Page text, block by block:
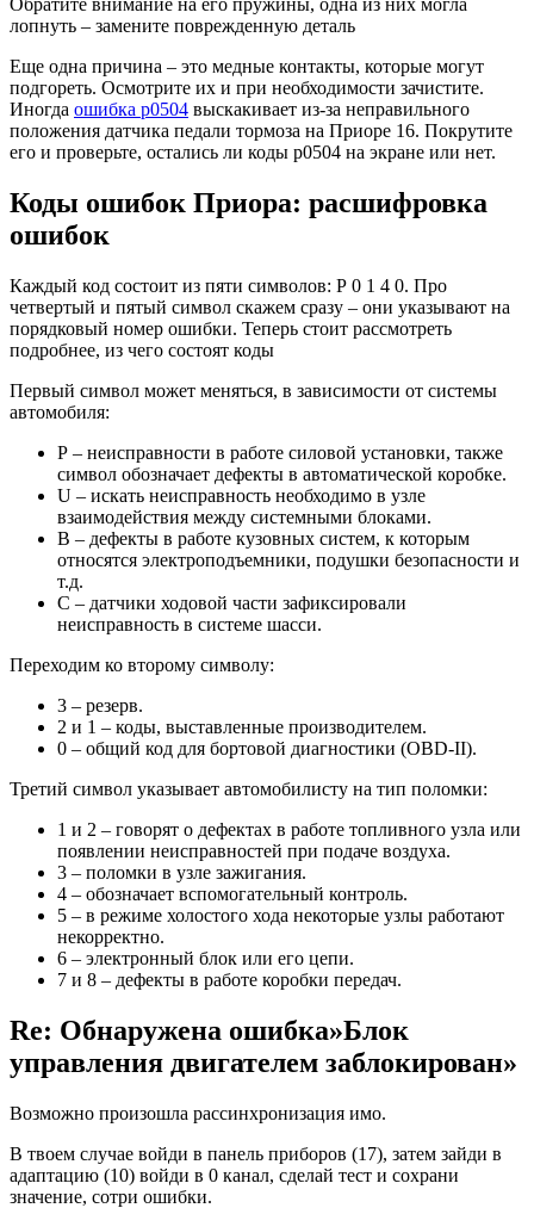
Обратите внимание на его пружины, одна из них могла
лопнуть – замените поврежденную деталь
Еще одна причина – это медные контакты, которые могут
подгореть. Осмотрите их и при необходимости зачистите.
Иногда ошибка р0504 выскакивает из-за неправильного
положения датчика педали тормоза на Приоре 16. Покрутите
его и проверьте, остались ли коды р0504 на экране или нет.
Коды ошибок Приора: расшифровка
ошибок
Каждый код состоит из пяти символов: Р 0 1 4 0. Про
четвертый и пятый символ скажем сразу – они указывают на
порядковый номер ошибки. Теперь стоит рассмотреть
подробнее, из чего состоят коды
Первый символ может меняться, в зависимости от системы
автомобиля:
Р – неисправности в работе силовой установки, также
символ обозначает дефекты в автоматической коробке.
U – искать неисправность необходимо в узле
взаимодействия между системными блоками.
B – дефекты в работе кузовных систем, к которым
относятся электроподъемники, подушки безопасности и
т.д.
C – датчики ходовой части зафиксировали
неисправность в системе шасси.
Переходим ко второму символу:
3 – резерв.
2 и 1 – коды, выставленные производителем.
0 – общий код для бортовой диагностики (OBD-II).
Третий символ указывает автомобилисту на тип поломки:
1 и 2 – говорят о дефектах в работе топливного узла или
появлении неисправностей при подаче воздуха.
3 – поломки в узле зажигания.
4 – обозначает вспомогательный контроль.
5 – в режиме холостого хода некоторые узлы работают
некорректно.
6 – электронный блок или его цепи.
7 и 8 – дефекты в работе коробки передач.
Re: Обнаружена ошибка»Блок
управления двигателем заблокирован»
Возможно произошла рассинхронизация имо.
В твоем случае войди в панель приборов (17), затем зайди в
адаптацию (10) войди в 0 канал, сделай тест и сохрани
значение, сотри ошибки.